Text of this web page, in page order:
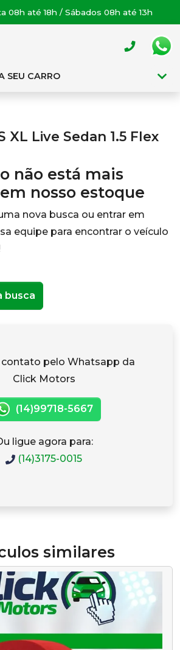
08h até 18h / Sábados 08h até 13h
SEU CARRO
XL Live Sedan 1.5 Flex
não está mais
nosso estoque
nova busca ou entrar em
equipe para encontrar o veículo
busca
contato pelo Whatsapp da
Click Motors
(14)99718-5667
ligue agora para:
(14)3175-0015
similares